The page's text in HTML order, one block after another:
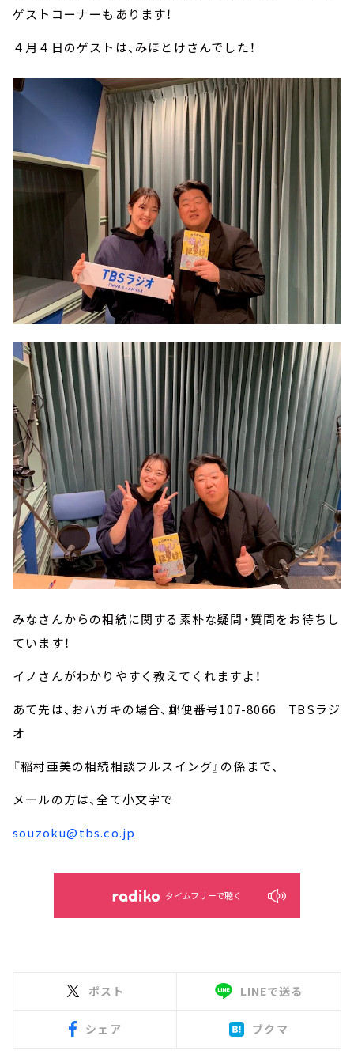
ゲストコーナーもあります！
４月４日のゲストは、みほとけさんでした！
みなさんからの相続に関する素朴な疑問・質問をお待ちし
ています！
イノさんがわかりやすく教えてくれますよ！
あて先は、おハガキの場合、郵便番号107-8066 TBSラジ
オ
『稲村亜美の相続相談フルスイング』の係まで、
メールの方は、全て小文字で
souzoku@tbs.co.jp
タイムフリーで聴く
ポスト LINEで送る
シェア ブクマ